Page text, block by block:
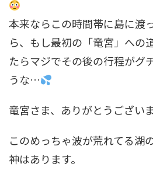
本来ならこの時間帯に島に渡
ら、もし最初の「竜宮」への
たらマジでその後の行程がグ
うな…
竜宮さま、ありがとうござい
このめっちゃ波が荒れてる湖
神はあります。